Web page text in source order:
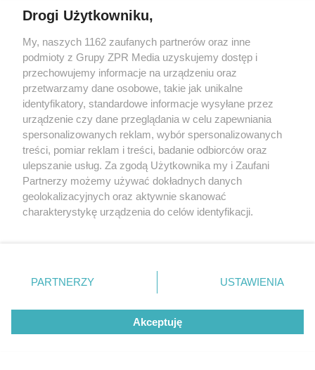
PIŁKA NOŻNA
Korona Kielce remisuje z
Legią. Trener z dużym
niedosytem
Mecz Korona Kielce z Legią
Warszawa. Zobacz kto
Drogi Użytkowniku,
My, naszych 1162 zaufanych partnerów oraz inne
podmioty z Grupy ZPR Media uzyskujemy dostęp i
przechowujemy informacje na urządzeniu oraz
przetwarzamy dane osobowe, takie jak unikalne
identyfikatory, standardowe informacje wysyłane przez
urządzenie czy dane przeglądania w celu zapewniania
spersonalizowanych reklam, wybór spersonalizowanych
treści, pomiar reklam i treści, badanie odbiorców oraz
ulepszanie usług. Za zgodą Użytkownika my i Zaufani
Partnerzy możemy używać dokładnych danych
geolokalizacyjnych oraz aktywnie skanować
charakterystykę urządzenia do celów identyfikacji.
zmienić/wycofać klikając przycisk ustawień prywatności
znajdujący się w lewym dolnym rogu strony
rodzaje przetwarzania danych nie wymagają zgody
użytkownika, ale masz prawo sprzeciwić się takiemu
przetwarzaniu. Preferencje będą miały zastosowanie tylko
PARTNERZY USTAWIENIA
Akceptuję